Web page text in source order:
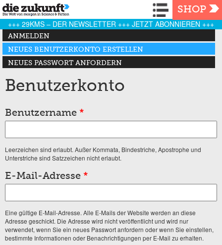
Navigation
SHOP
+++ 29KMS – DER NEWSLETTER +++ JETZT ABONNIEREN +++
Haupt-Reiter
ANMELDEN
NEUES BENUTZERKONTO ERSTELLEN
(AKTIVER REITER)
NEUES PASSWORT ANFORDERN
Benutzerkonto
Benutzername *
Leerzeichen sind erlaubt. Außer Kommata, Bindestriche, Apostrophe und
Unterstriche sind Satzzeichen nicht erlaubt.
E-Mail-Adresse *
Eine gültige E-Mail-Adresse. Alle E-Mails der Website werden an diese
Adresse geschickt. Die Adresse wird nicht veröffentlicht und wird nur
verwendet, wenn Sie ein neues Passwort anfordern oder wenn Sie einstellen,
bestimmte Informationen oder Benachrichtigungen per E-Mail zu erhalten.